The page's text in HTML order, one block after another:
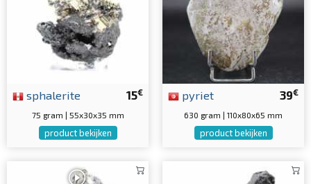
15€
sphalerite
75 gram | 55x30x35 mm
product bekijken
39€
pyriet
630 gram | 110x80x65 mm
product bekijken